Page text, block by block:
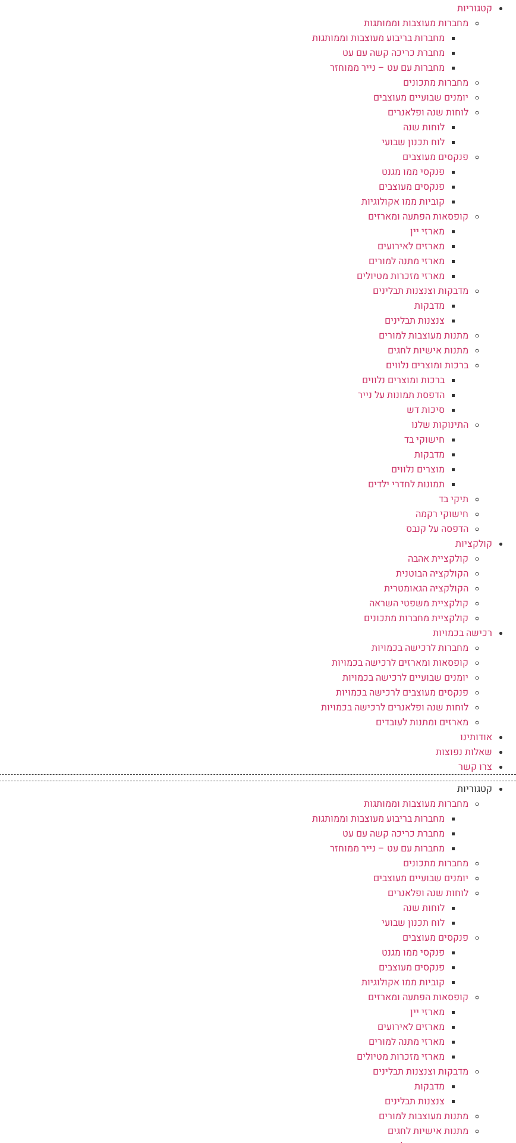
קטגוריות
מחברות מעוצבות וממותגות
מחברות בריבוע מעוצבות וממותגות
מחברת כריכה קשה עם עט
מחברות עם עט – נייר ממוחזר
מחברות מתכונים
יומנים שבועיים מעוצבים
לוחות שנה ופלאנרים
לוחות שנה
לוח תכנון שבועי
פנקסים מעוצבים
פנקסי ממו מגנט
פנקסים מעוצבים
קוביות ממו אקולוגיות
קופסאות הפתעה ומארזים
מארזי יין
מארזים לאירועים
מארזי מתנה למורים
מארזי מזכרות מטיולים
מדבקות וצנצנות תבלינים
מדבקות
צנצנות תבלינים
מתנות מעוצבות למורים
מתנות אישיות לחגים
ברכות ומוצרים נלווים
ברכות ומוצרים נלווים
הדפסת תמונות על נייר
סיכות דש
התינוקות שלנו
חישוקי בד
מדבקות
מוצרים נלווים
תמונות לחדרי ילדים
תיקי בד
חישוקי רקמה
הדפסה על קנבס
קולקציות
קולקציית אהבה
הקולקציה הבוטנית
הקולקציה הגאומטרית
קולקציית משפטי השראה
קולקציית מחברות מתכונים
רכישה בכמויות
מחברות לרכישה בכמויות
קופסאות ומארזים לרכישה בכמויות
יומנים שבועיים לרכישה בכמויות
פנקסים מעוצבים לרכישה בכמויות
לוחות שנה ופלאנרים לרכישה בכמויות
מארזים ומתנות לעובדים
אודותינו
שאלות נפוצות
צרו קשר
קטגוריות
מחברות מעוצבות וממותגות
מחברות בריבוע מעוצבות וממותגות
מחברת כריכה קשה עם עט
מחברות עם עט – נייר ממוחזר
מחברות מתכונים
יומנים שבועיים מעוצבים
לוחות שנה ופלאנרים
לוחות שנה
לוח תכנון שבועי
פנקסים מעוצבים
פנקסי ממו מגנט
פנקסים מעוצבים
קוביות ממו אקולוגיות
קופסאות הפתעה ומארזים
מארזי יין
מארזים לאירועים
מארזי מתנה למורים
מארזי מזכרות מטיולים
מדבקות וצנצנות תבלינים
מדבקות
צנצנות תבלינים
מתנות מעוצבות למורים
מתנות אישיות לחגים